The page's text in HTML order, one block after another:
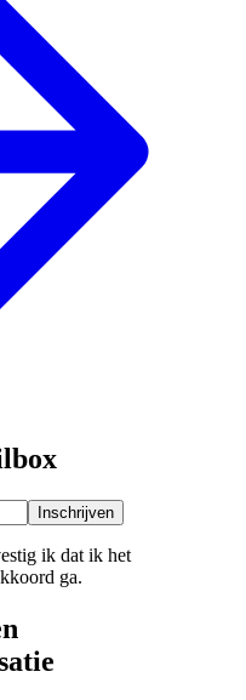
Inschrijven
ik dat ik het
ga.